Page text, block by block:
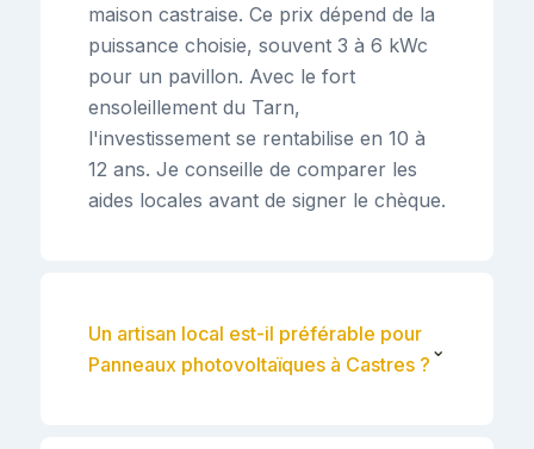
maison castraise. Ce prix dépend de la
puissance choisie, souvent 3 à 6 kWc
pour un pavillon. Avec le fort
ensoleillement du Tarn,
l'investissement se rentabilise en 10 à
12 ans. Je conseille de comparer les
aides locales avant de signer le chèque.
Un artisan local est-il préférable pour
Panneaux photovoltaïques à Castres ?
⌄